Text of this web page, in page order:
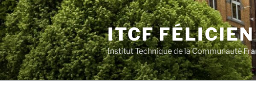
Aller
au
contenu
principal
ITCF
Institut Technique de la Communauté